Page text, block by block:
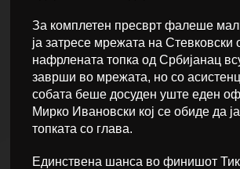
За комплетен пресврт фалеше
ја затресе мрежата на Стевковски
нафрлената топка од Србијанац
заврши во мрежата, но со
собата беше досуден уште еден
Мирко Ивановски кој се обиде да
топката со глава.
Единствена шанса во финишот